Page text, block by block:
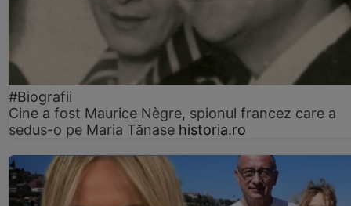
#Biografii
Cine a fost Maurice Nègre, spionul francez care a
sedus-o pe Maria Tănase historia.ro